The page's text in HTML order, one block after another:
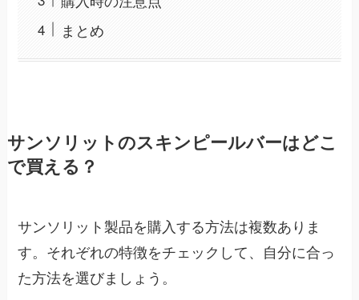
まとめ
サンソリットのスキンピールバーはどこ
で買える？
サンソリット製品を購入する方法は複数ありま
す。それぞれの特徴をチェックして、自分に合っ
た方法を選びましょう。